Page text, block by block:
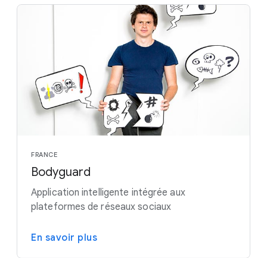
FRANCE
Bodyguard
Application intelligente intégrée aux
plateformes de réseaux sociaux
En savoir plus